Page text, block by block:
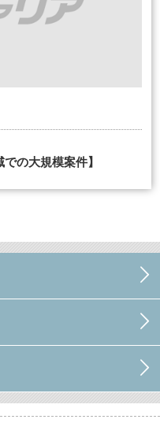
の大規模案件】